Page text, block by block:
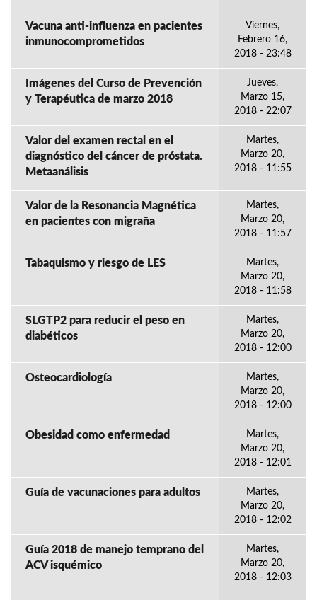
Vacuna anti-influenza en pacientes
inmunocomprometidos
Viernes,
Febrero 16,
2018 - 23:48
Imágenes del Curso de Prevención
y Terapéutica de marzo 2018
Jueves,
Marzo 15,
2018 - 22:07
Valor del examen rectal en el
diagnóstico del cáncer de próstata.
Metaanálisis
Martes,
Marzo 20,
2018 - 11:55
Valor de la Resonancia Magnética
en pacientes con migraña
Martes,
Marzo 20,
2018 - 11:57
Tabaquismo y riesgo de LES
Martes,
Marzo 20,
2018 - 11:58
SLGTP2 para reducir el peso en
diabéticos
Martes,
Marzo 20,
2018 - 12:00
Osteocardiología
Martes,
Marzo 20,
2018 - 12:00
Obesidad como enfermedad
Martes,
Marzo 20,
2018 - 12:01
Guía de vacunaciones para adultos
Martes,
Marzo 20,
2018 - 12:02
Guía 2018 de manejo temprano del
ACV isquémico
Martes,
Marzo 20,
2018 - 12:03